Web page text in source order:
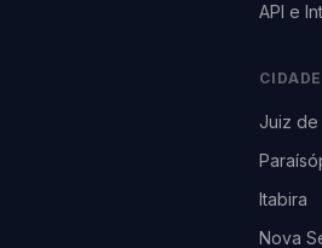
API e
Juiz de
Itabira
Nova